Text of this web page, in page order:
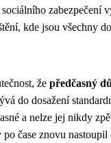
zabezpečení
kde jsou všechny
že předčasný
do dosažení
a nelze jej nikdy
čase znovu nastoupil